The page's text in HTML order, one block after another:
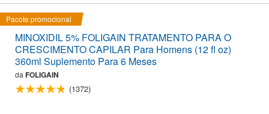
Pacote promocional
MINOXIDIL 5% FOLIGAIN TRATAMENTO PARA O
CRESCIMENTO CAPILAR Para Homens (12 fl oz)
360ml Suplemento Para 6 Meses
da FOLIGAIN
(1372)